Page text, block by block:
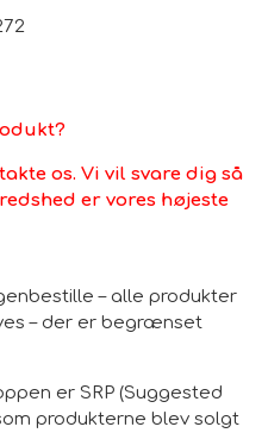
og en ramme i rustfrit stål,
behandling, ingen
og mere holdbar.
omklædningsrum, bag
os. Vi vil svare dig så
er vores højeste
– alle produkter
– der er begrænset
er SRP (Suggested
produkterne blev solgt